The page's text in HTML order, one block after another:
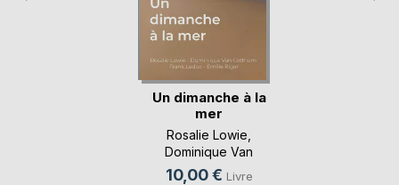
Un dimanche à la
mer
Rosalie Lowie
Dominique Van
Cotthem
10,00 € Livre